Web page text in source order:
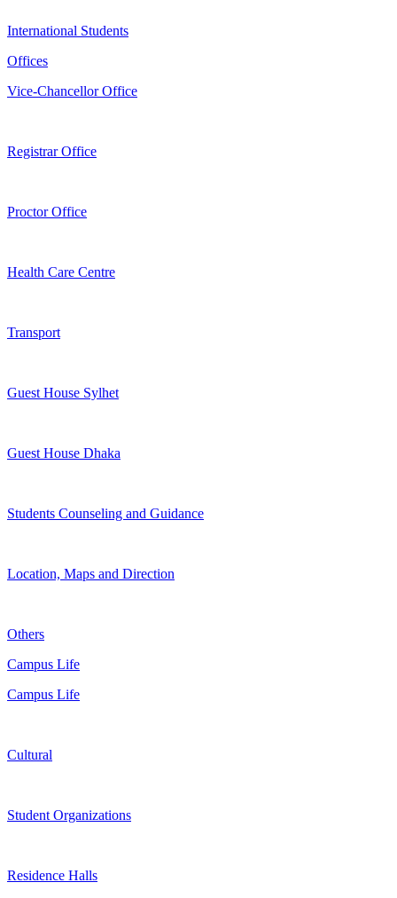
International Students
Offices
Vice-Chancellor Office
Registrar Office
Proctor Office
Health Care Centre
Transport
Guest House Sylhet
Guest House Dhaka
Students Counseling and Guidance
Location, Maps and Direction
Others
Campus Life
Campus Life
Cultural
Student Organizations
Residence Halls